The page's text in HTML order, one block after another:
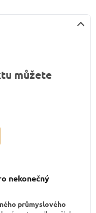
můžete
nekonečný
průmyslového